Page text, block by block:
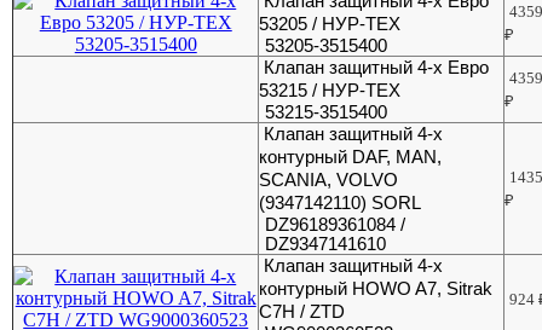
53205 / НУР-ТЕХ
53205-3515400
₽
Клапан защитный 4-х Евро
53215 / НУР-ТЕХ
53215-3515400
₽
Клапан защитный 4-х
контурный DAF, MAN,
SCANIA, VOLVO
(9347142110) SORL
DZ96189361084 /
DZ9347141610
₽
Клапан защитный 4-х
контурный HOWO A7, Sitrak
C7H / ZTD
924